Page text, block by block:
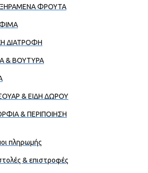
ΦΡΟΥΤΑ
ΔΙΑΤΡΟΦΗ
& ΒΟΥΤΥΡΑ
& ΕΙΔΗ ΔΩΡΟΥ
& ΠΕΡΙΠΟΙΗΣΗ
πληρωμής
& επιστροφές